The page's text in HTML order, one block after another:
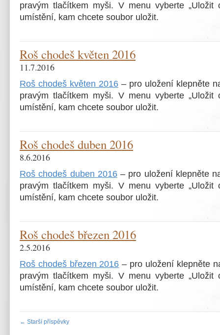
pravým tlačítkem myši. V menu vyberte
umístění, kam chcete soubor uložit.
Roš chodeš květen 2016
11.7.2016
Roš chodeš květen 2016 – pro uložení klepněte
pravým tlačítkem myši. V menu vyberte
umístění, kam chcete soubor uložit.
Roš chodeš duben 2016
8.6.2016
Roš chodeš duben 2016– pro uložení klepněte
pravým tlačítkem myši. V menu vyberte
umístění, kam chcete soubor uložit.
Roš chodeš březen 2016
2.5.2016
Roš chodeš březen 2016 – pro uložení klepněte
pravým tlačítkem myši. V menu vyberte
umístění, kam chcete soubor uložit.
← Starší příspěvky